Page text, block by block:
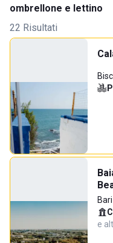
ombrellone e lettino
22 Risultati
Bari
e